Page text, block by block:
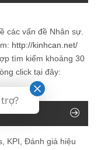
các vấn đề Nhân sự
http://kinhcan.net/
tìm kiếm khoảng 30
click tại đây:
KPI, Đánh giá hiệu